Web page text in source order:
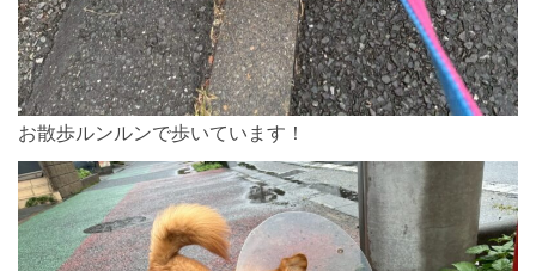
お散歩ルンルンで歩いています！